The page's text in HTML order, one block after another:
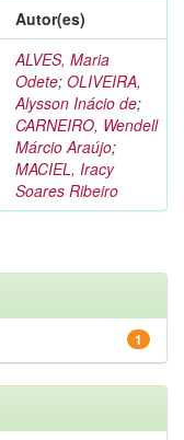
Autor(es)
ALVES, Maria
Odete; OLIVEIRA,
Alysson Inácio de;
CARNEIRO, Wendell
Márcio Araújo;
MACIEL, Iracy
Soares Ribeiro
1